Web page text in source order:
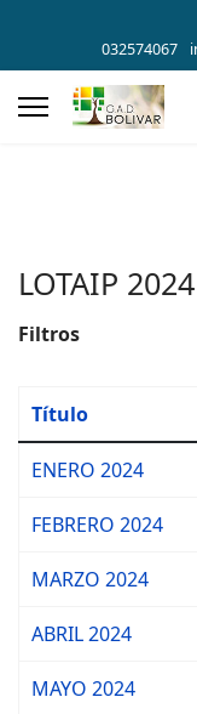
032574067
LOTAIP 2024
Filtros
Título
ENERO 2024
FEBRERO 2024
MARZO 2024
ABRIL 2024
MAYO 2024